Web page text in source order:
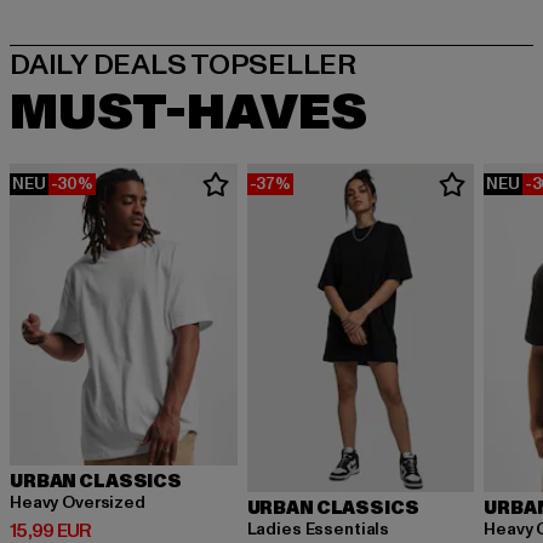
MUST-HAVES
NEU -30%
URBAN CLASSICS
Heavy Oversized
15,99 EUR
Derzeitiger Preis: 15,99 EUR
-37%
URBAN CLASSICS
Ladies Essentials
NEU -
Heavy